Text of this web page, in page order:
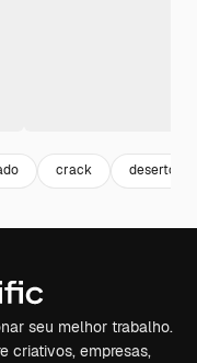
crack deserto
seu melhor trabalho.
criativos, empresas,